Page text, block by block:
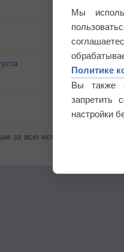
за всю историю
Мы
Политике
Вы также
запретить
настройки